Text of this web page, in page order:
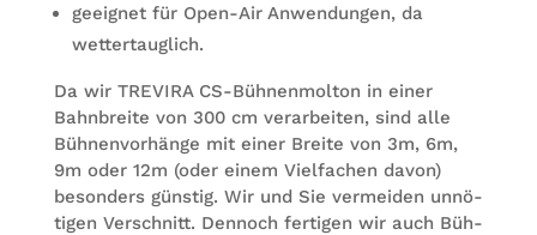
geeig­net für Open-Air Anwen­dun­gen, da
wettertauglich.
Da wir TRE­VIRA CS-Büh­nen­mol­ton in einer
Bahn­breite von 300 cm ver­ar­bei­ten, sind alle
Büh­nen­vor­hänge mit einer Breite von 3m, 6m,
9m oder 12m (oder einem Viel­fa­chen davon)
beson­ders güns­tig. Wir und Sie ver­mei­den unnö­
ti­gen Ver­schnitt. Den­noch fer­ti­gen wir auch Büh­